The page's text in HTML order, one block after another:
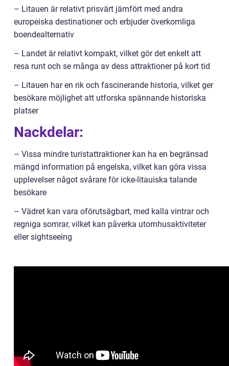
– Litauen är relativt prisvärt jämfört med andra
europeiska destinationer och erbjuder överkomliga
boendealternativ
– Landet är relativt kompakt, vilket gör det enkelt att
resa runt och se många av dess attraktioner på kort tid
– Litauen har en rik och fascinerande historia, vilket ger
besökare möjlighet att utforska spännande historiska
platser
Nackdelar:
– Vissa mindre turistattraktioner kan ha en begränsad
mängd information på engelska, vilket kan göra vissa
upplevelser något svårare för icke-litauiska talande
besökare
– Vädret kan vara oförutsägbart, med kalla vintrar och
regniga somrar, vilket kan påverka utomhusaktiviteter
eller sightseeing